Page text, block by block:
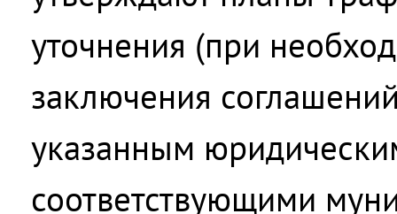
уточнения (при
заключения
указанным
соответствующими